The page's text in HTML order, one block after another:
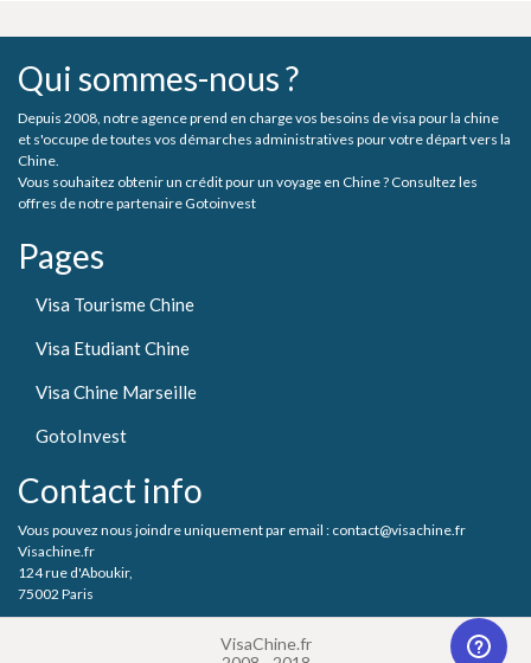
Qui sommes-nous ?
Depuis 2008, notre agence prend en charge vos besoins de visa pour la chine
et s'occupe de toutes vos démarches administratives pour votre départ vers la
Chine.
Vous souhaitez obtenir un crédit pour un voyage en Chine ? Consultez les
offres de notre partenaire Gotoinvest
Pages
Visa Tourisme Chine
Visa Etudiant Chine
Visa Chine Marseille
GotoInvest
Contact info
Vous pouvez nous joindre uniquement par email : contact@visachine.fr
Visachine.fr
124 rue d'Aboukir,
75002 Paris
VisaChine.fr